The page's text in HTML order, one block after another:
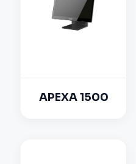
APEXA 1500